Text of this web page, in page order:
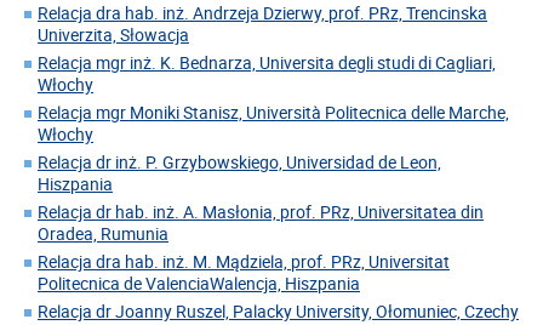
Relacja dra hab. inż. Andrzeja Dzierwy, prof. PRz, Trencinska
Univerzita, Słowacja
Relacja mgr inż. K. Bednarza, Universita degli studi di Cagliari,
Włochy
Relacja mgr Moniki Stanisz, Università Politecnica delle Marche,
Włochy
Relacja dr inż. P. Grzybowskiego, Universidad de Leon,
Hiszpania
Relacja dr hab. inż. A. Masłonia, prof. PRz, Universitatea din
Oradea, Rumunia
Relacja dra hab. inż. M. Mądziela, prof. PRz, Universitat
Politecnica de ValenciaWalencja, Hiszpania
Relacja dr Joanny Ruszel, Palacky University, Ołomuniec, Czechy